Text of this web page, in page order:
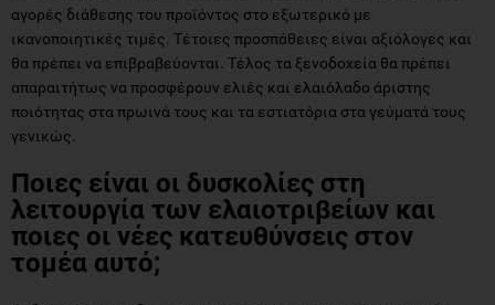
αγορές διάθεσης του προϊόντος στο εξωτερικό με
ικανοποιητικές τιμές. Τέτοιες προσπάθειες είναι αξιόλογες και
θα πρέπει να επιβραβεύονται. Τέλος τα ξενοδοχεία θα πρέπει
απαραιτήτως να προσφέρουν ελιές και ελαιόλαδο άριστης
ποιότητας στα πρωινά τους και τα εστιατόρια στα γεύματά τους
γενικώς.
Ποιες είναι οι δυσκολίες στη
λειτουργία των ελαιοτριβείων και
ποιες οι νέες κατευθύνσεις στον
τομέα αυτό;